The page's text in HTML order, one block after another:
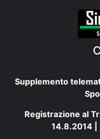
Supplemento
Registrazione al
14.8.2014 |